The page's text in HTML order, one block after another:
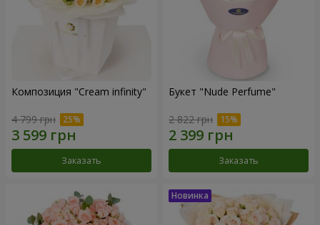
Композиция "Cream infinity"
4 799 грн
Заказать
Букет "Nude Perfume"
2 822 грн
Заказать